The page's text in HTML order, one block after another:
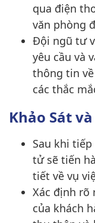
qua điện
văn phòng
Đội ngũ tư
yêu cầu và
thông tin
các thắc
Khảo Sát
Sau khi
tử sẽ tiến
tiết về vụ
Xác định rõ
của khách